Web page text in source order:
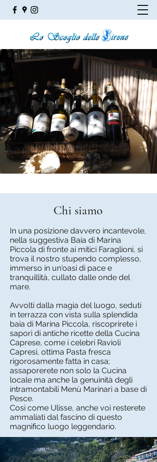
Chi siamo
In una posizione davvero incantevole,
nella suggestiva Baia di Marina
Piccola di fronte ai mitici Faraglioni, si
trova il nostro stupendo complesso,
immerso in un'oasi di pace e
tranquillità, cullato dalle onde del
mare.
Avvolti dalla magia del luogo, seduti
in terrazza con vista sulla splendida
baia di Marina Piccola, riscoprirete i
sapori di antiche ricette della Cucina
Caprese, come i celebri Ravioli
Capresi, ottima Pasta fresca
rigorosamente fatta in casa;
assaporerete non solo la Cucina
locale ma anche la genuinità degli
intramontabili Menù Marinari a base di
Pesce.
Così come Ulisse, anche voi resterete
ammaliati dal fascino di questo
magnifico luogo leggendario.